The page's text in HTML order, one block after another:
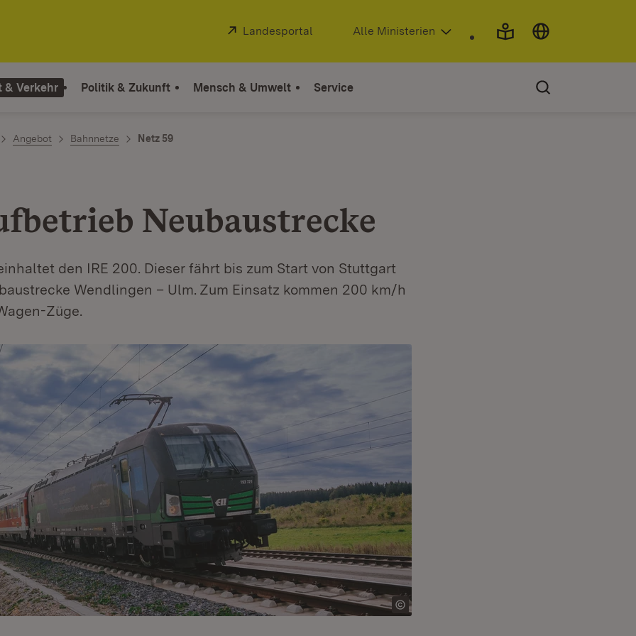
Extern:
Landesportal (Öffnet in neuem Fenster)
Alle Ministerien
& Verkehr Politik & Zukunft Mensch & Umwelt Service
Angebot Bahnnetze Netz 59
Neubaustrecke
den IRE 200. Dieser fährt bis zum Start von Stuttgart
Wendlingen – Ulm. Zum Einsatz kommen 200 km/h
Züge.